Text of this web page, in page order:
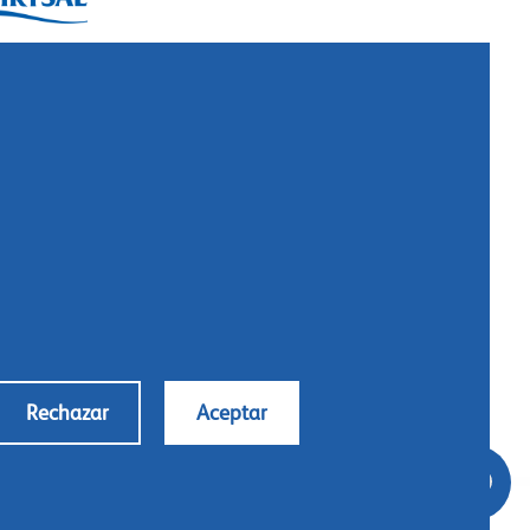
Rechazar Aceptar